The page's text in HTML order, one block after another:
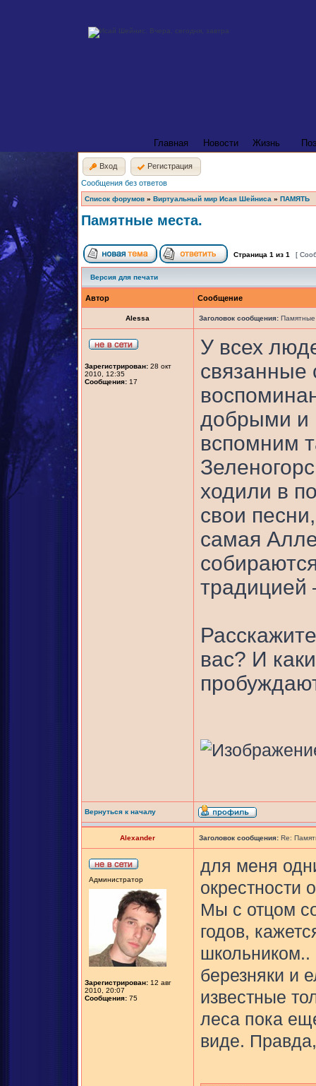
Главная Новости Жизнь
Вход
Регистрация
Сообщения без ответов
Список форумов » Виртуальный мир Исая Шейниса » ПАМЯТЬ
Памятные места.
Страница 1 из 1 [
Версия для печати
Автор Сообщение
Alessa Заголовок сообщения:
Зарегистрирован: 28 окт
2010, 12:35
Сообщения: 17
У всех
связанные
добрыми и
вспомним
ходили в
свои
самая
традицией
вас? И
Вернуться к началу
Alexander Заголовок сообщения: Re:
Администратор
Зарегистрирован: 12 авг
2010, 20:07
Сообщения: 75
для меня
окрестности
Мы с отцом
годов,
березняки и
известные
леса пока
виде.